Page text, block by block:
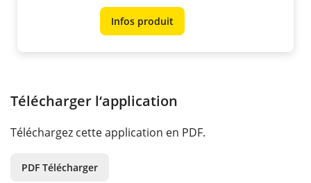
Infos produit
Télécharger l‘application
Téléchargez cette application en PDF.
PDF Télécharger